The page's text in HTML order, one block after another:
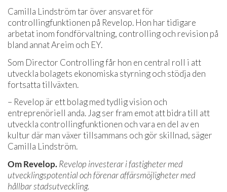
Camilla Lindström tar över ansvaret för
controllingfunktionen på Revelop. Hon har tidigare
arbetat inom fondförvaltning, controlling och revision på
bland annat Areim och EY.
Som Director Controlling får hon en central roll i att
utveckla bolagets ekonomiska styrning och stödja den
fortsatta tillväxten.
– Revelop är ett bolag med tydlig vision och
entreprenöriell anda. Jag ser fram emot att bidra till att
utveckla controllingfunktionen och vara en del av en
kultur där man växer tillsammans och gör skillnad, säger
Camilla Lindström.
Om Revelop.Revelop investerar i fastigheter med
utvecklingspotential och förenar affärsmöjligheter med
hållbar stadsutveckling.